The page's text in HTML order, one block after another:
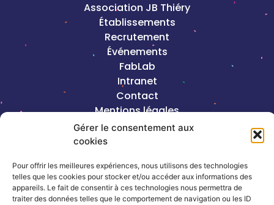
Gérer le consentement aux
cookies
Pour offrir les meilleures expériences, nous utilisons des technologies
telles que les cookies pour stocker et/ou accéder aux informations des
appareils. Le fait de consentir à ces technologies nous permettra de
traiter des données telles que le comportement de navigation ou les ID
Association JB Thiéry
Établissements
Recrutement
Événements
FabLab
Intranet
Contact
Mentions légales
2023©Copyright J-B Thiéry |
Coordonnées